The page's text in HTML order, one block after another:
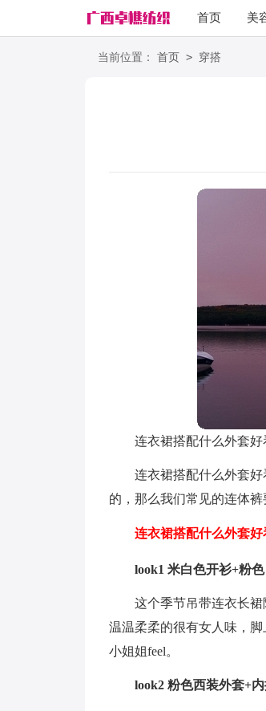
首页 美
励志
当前位置： 首页 > 穿搭
连衣裙搭配什么外套好
连衣裙搭配什么外套
的，那么我们常见的连体
连衣裙搭配什么外套好
look1 米白色开衫+粉
这个季节吊带连衣长
温温柔柔的很有女人味，
小姐姐feel。
look2 粉色西装外套+